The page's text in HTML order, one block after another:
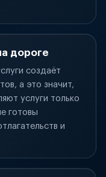
дороге
создаёт
а это значит,
услуги только
готовы
и